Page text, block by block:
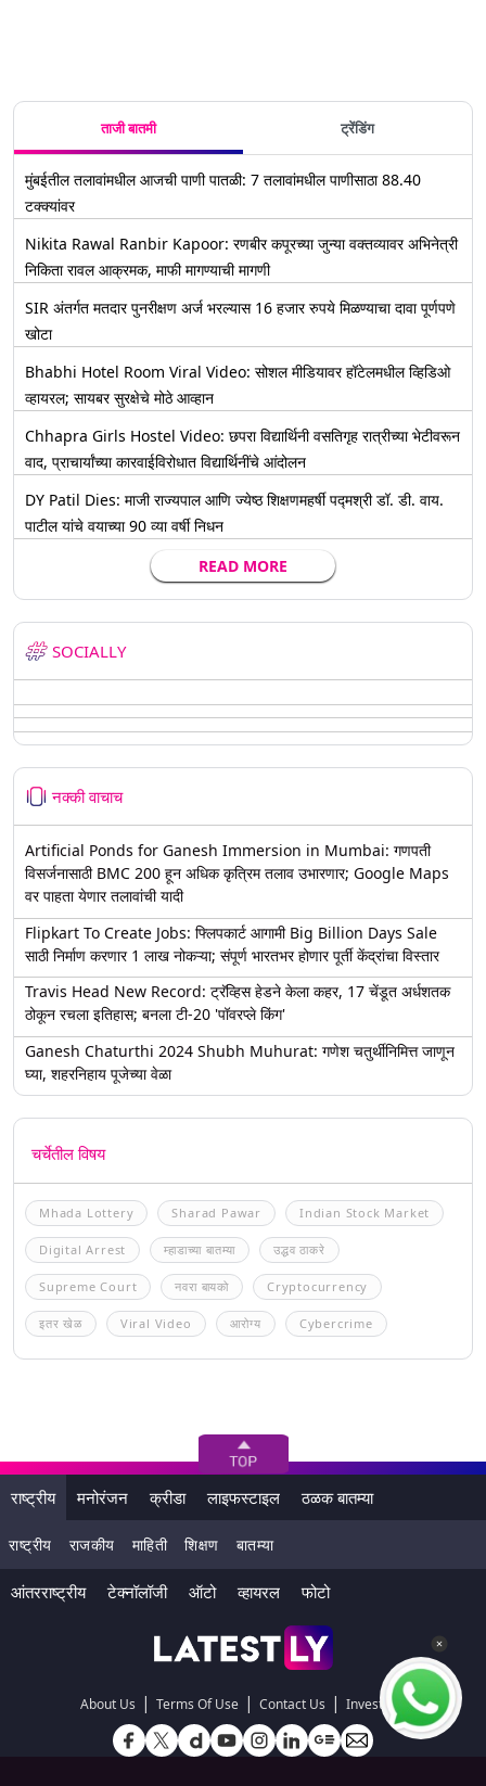
ताजी बातमी ट्रेंडिंग
मुंबईतील तलावांमधील आजची पाणी पातळी: 7 तलावांमधील पाणीसाठा 88.40
टक्क्यांवर
Nikita Rawal Ranbir Kapoor: रणबीर कपूरच्या जुन्या वक्तव्यावर अभिनेत्री
निकिता रावल आक्रमक, माफी मागण्याची मागणी
SIR अंतर्गत मतदार पुनरीक्षण अर्ज भरल्यास 16 हजार रुपये मिळण्याचा दावा पूर्णपणे
खोटा
Bhabhi Hotel Room Viral Video: सोशल मीडियावर हॉटेलमधील व्हिडिओ
व्हायरल; सायबर सुरक्षेचे मोठे आव्हान
Chhapra Girls Hostel Video: छपरा विद्यार्थिनी वसतिगृह रात्रीच्या भेटीवरून
वाद, प्राचार्यांच्या कारवाईविरोधात विद्यार्थिनींचे आंदोलन
DY Patil Dies: माजी राज्यपाल आणि ज्येष्ठ शिक्षणमहर्षी पद्मश्री डॉ. डी. वाय.
पाटील यांचे वयाच्या 90 व्या वर्षी निधन
READ MORE
SOCIALLY
नक्की वाचाच
Artificial Ponds for Ganesh Immersion in Mumbai: गणपती
विसर्जनासाठी BMC 200 हून अधिक कृत्रिम तलाव उभारणार; Google Maps
वर पाहता येणार तलावांची यादी
Flipkart To Create Jobs: फ्लिपकार्ट आगामी Big Billion Days Sale
साठी निर्माण करणार 1 लाख नोकऱ्या; संपूर्ण भारतभर होणार पूर्ती केंद्रांचा विस्तार
Travis Head New Record: ट्रॅव्हिस हेडने केला कहर, 17 चेंडूत अर्धशतक
ठोकून रचला इतिहास; बनला टी-20 'पॉवरप्ले किंग'
Ganesh Chaturthi 2024 Shubh Muhurat: गणेश चतुर्थीनिमित्त जाणून
घ्या, शहरनिहाय पूजेच्या वेळा
चर्चेतील विषय
Mhada Lottery Sharad Pawar Indian Stock Market
Digital Arrest म्हाडाच्या बातम्या उद्धव ठाकरे
Supreme Court नवरा बायको Cryptocurrency
इतर खेळ Viral Video आरोग्य Cybercrime
राष्ट्रीय मनोरंजन क्रीडा लाइफस्टाइल ठळक बातम्या
राष्ट्रीय राजकीय माहिती शिक्षण बातम्या
आंतरराष्ट्रीय टेक्नॉलॉजी ऑटो व्हायरल फोटो
About Us | Terms Of Use | Contact Us | Investors